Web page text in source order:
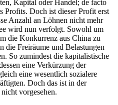
Kapital oder Handel; de facto
Profits. Doch ist dieser Profit erst
Anzahl an Löhnen nicht mehr
wird nun verfolgt. Sowohl um
die Konkurrenz aus China zu
die Freiräume und Belastungen
So zumindest die kapitalistische
eine Verkürzung der
eine wesentlich sozialere
Doch das ist in der
vorgesehen.